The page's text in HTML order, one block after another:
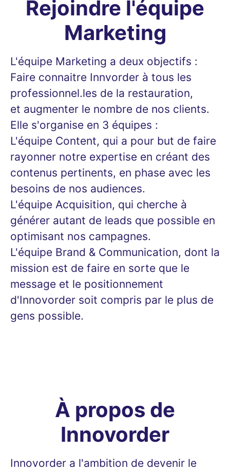
Rejoindre l'équipe
Marketing
L'équipe Marketing a deux objectifs :
Faire connaitre Innvorder à tous les
professionnel.les de la restauration,
et augmenter le nombre de nos clients.
Elle s'organise en 3 équipes :
L'équipe Content, qui a pour but de faire
rayonner notre expertise en créant des
contenus pertinents, en phase avec les
besoins de nos audiences.
L'équipe Acquisition, qui cherche à
générer autant de leads que possible en
optimisant nos campagnes.
L'équipe Brand & Communication, dont la
mission est de faire en sorte que le
message et le positionnement
d'Innovorder soit compris par le plus de
gens possible.
À propos de
Innovorder
Innovorder a l'ambition de devenir le